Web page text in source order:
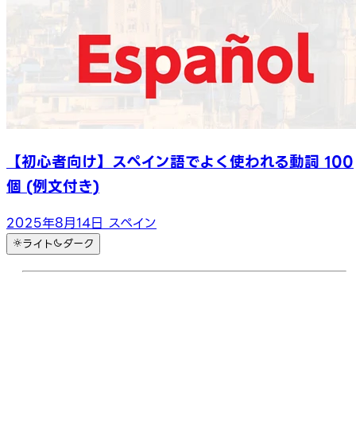
【初心者向け】スペイン語でよく使われる動詞 100
個 (例文付き)
2025年8月14日 スペイン
ライト ダーク